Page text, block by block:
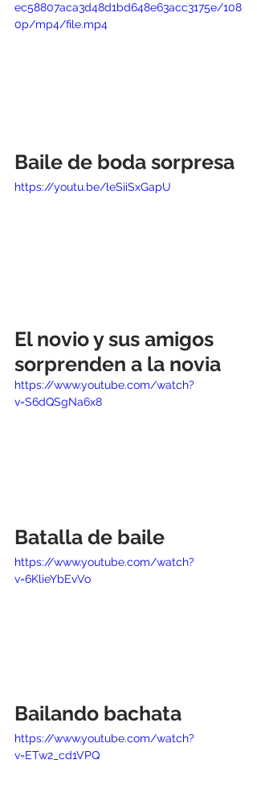
ec58807aca3d48d1bd648e63acc3175e/108
0p/mp4/file.mp4
Baile de boda sorpresa
https://youtu.be/leSiiSxGapU
El novio y sus amigos
sorprenden a la novia
https://www.youtube.com/watch?
v=S6dQSgNa6x8
Batalla de baile
https://www.youtube.com/watch?
v=6KlieYbEvVo
Bailando bachata
https://www.youtube.com/watch?
v=ETw2_cd1VPQ